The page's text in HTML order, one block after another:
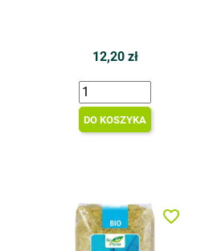
12,20 zł
DO KOSZYKA
favorite_border